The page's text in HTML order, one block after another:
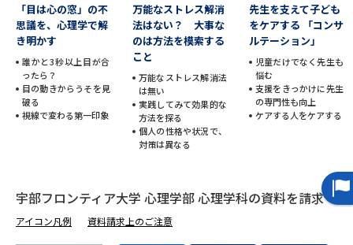
新学年スタート号特集ページ
（高3生用）
新学年スタート号特集ページ
（高2生用）
SELFBRAND特集ページ
オープンキャンパスなどを調べる
来場型・Web型イベント特集 夢ナビライブ
「目は心の窓」の不
思議を、心理学で解
き明かす
誰かと3秒以上目が合
ったら？
目の動きからうそを見
破る
視線で変わる第一印象
万能なストレス解消
法はない？ 大事な
のは方法を模索する
こと
万能なストレス解消法
は無い
実践してみて効果的な
方法を探る
個人の性格や状況で、
対策は異なる
先生を支えて子ども
をケアする 「コンサ
ルテーション」
児童だけでなく先生も
悩む
支援をきっかけに先生
の専門性も向上
ケアする人をケアする
宇部フロンティア大学 心理学部 心理学科の資料を請求
アイコン凡例 資料請求上のご注意